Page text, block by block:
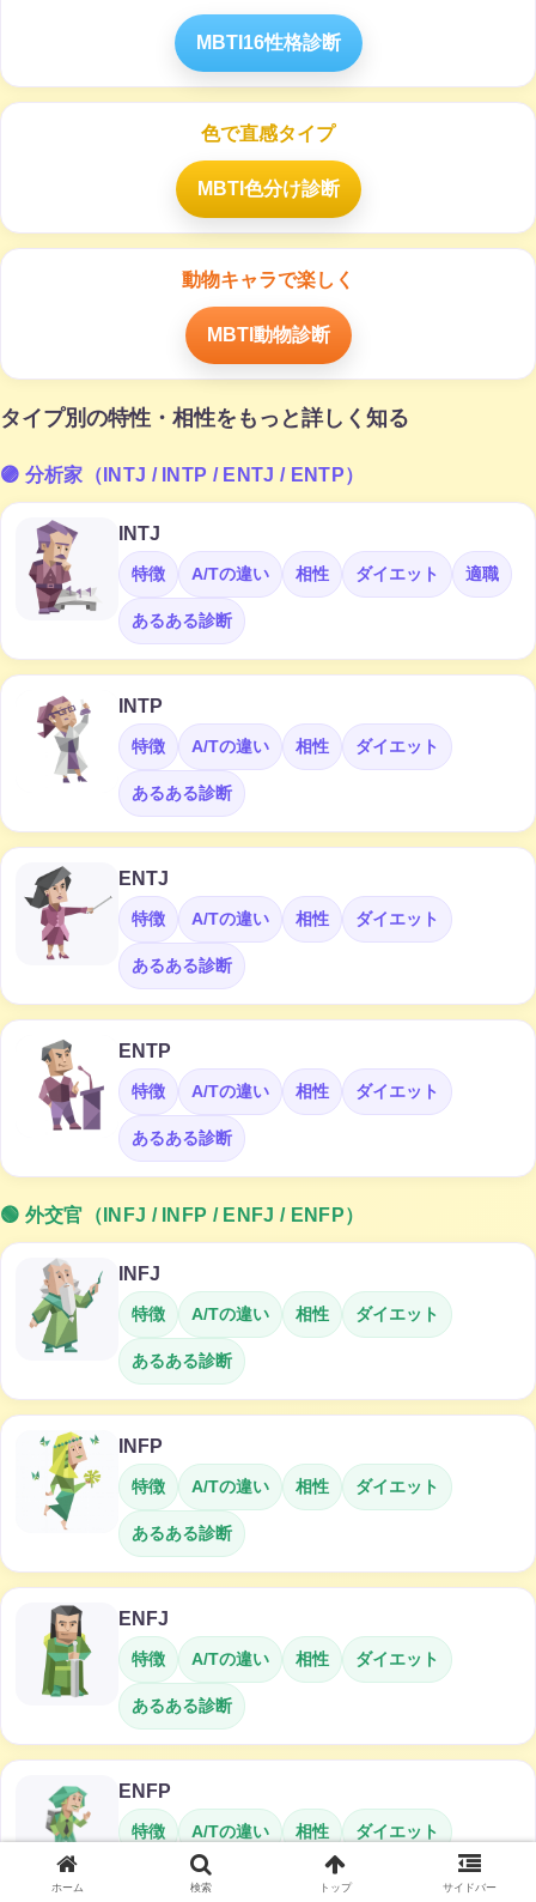
MBTI16性格診断
色で直感タイプ
MBTI色分け診断
動物キャラで楽しく
MBTI動物診断
タイプ別の特性・相性をもっと詳しく知る
🟣 分析家（INTJ / INTP / ENTJ / ENTP）
INTJ
特徴 A/Tの違い 相性 ダイエット 適職
あるある診断
INTP
特徴 A/Tの違い 相性 ダイエット
あるある診断
ENTJ
特徴 A/Tの違い 相性 ダイエット
あるある診断
ENTP
特徴 A/Tの違い 相性 ダイエット
あるある診断
🟢 外交官（INFJ / INFP / ENFJ / ENFP）
INFJ
特徴 A/Tの違い 相性 ダイエット
あるある診断
INFP
特徴 A/Tの違い 相性 ダイエット
あるある診断
ENFJ
特徴 A/Tの違い 相性 ダイエット
あるある診断
ENFP
特徴 A/Tの違い 相性 ダイエット
あるある診断
ホーム 検索 トップ サイドバー